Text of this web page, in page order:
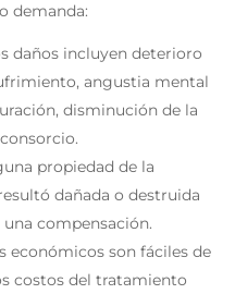
demanda:
daños incluyen deterioro
angustia mental
disminución de la
propiedad de la
dañada o destruida
compensación.
económicos son fáciles de
costos del tratamiento